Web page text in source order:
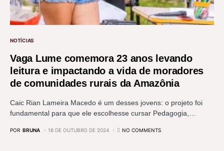
NOTÍCIAS
Vaga Lume comemora 23 anos levando
leitura e impactando a vida de moradores
de comunidades rurais da Amazônia
Caic Rian Lameira Macedo é um desses jovens: o projeto foi
fundamental para que ele escolhesse cursar Pedagogia,…
POR BRUNA 16 DE OUTUBRO DE 2024 NO COMMENTS